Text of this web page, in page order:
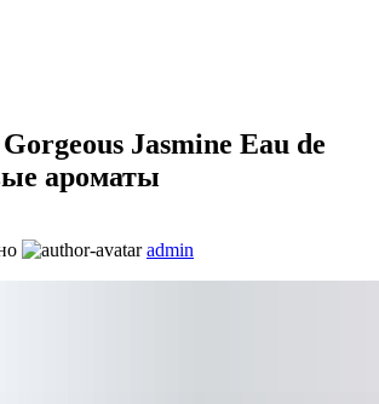
Jasmine Eau de
ароматы
admin